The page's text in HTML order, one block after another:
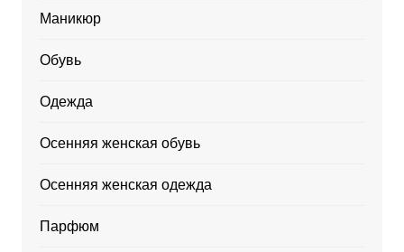
Маникюр
Обувь
Одежда
Осенняя женская обувь
Осенняя женская одежда
Парфюм